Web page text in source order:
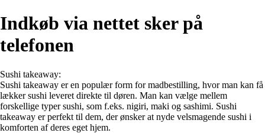
Indkøb via nettet sker på
telefonen
Sushi takeaway:
Sushi takeaway er en populær form for madbestilling, hvor man kan få
lækker sushi leveret direkte til døren. Man kan vælge mellem
forskellige typer sushi, som f.eks. nigiri, maki og sashimi. Sushi
takeaway er perfekt til dem, der ønsker at nyde velsmagende sushi i
komforten af deres eget hjem.